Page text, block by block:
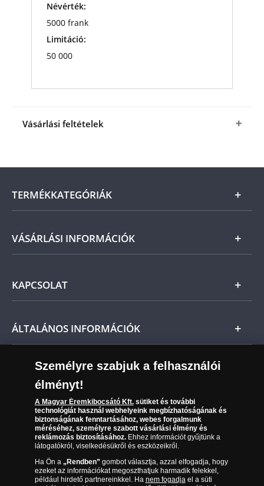
Névérték:
5000 frank
Limitáció:
50 000
Vásárlási feltételek
ajándékkártyávala fenti kedvező áron (+ azÁSZF-
termék ára online, vagy szállításkor a futárnak
vagy a termékhez csatolt fizetési szelvényen, a
számla kiállításától számított 21 napon belül
Ne feledje, amennyiben az érem nem teljesíti
előzetes várakozásait, a vonatkozó jogszabályok
és a kézhezvételtől számított 14 napon belül
visszaküldheti. A
mennyiben időközben kifizette a
termék árát, akkor azt visszatérítjük Önnek.
TERMÉKKATEGÓRIÁK
Arany
Magyar
VÁSÁRLÁSI INFORMÁCIÓK
Kézbesítés
Reklamáció
Visszaküldés
Elállási űrlap
KAPCSOLAT
Ügyfélszolgálat
Leiratkozás a hírlevélről
Karrier
ÁLTALÁNOS INFORMÁCIÓK
Sütik (cookies) használata
Süti (cookies)Beállítások
Társaságunkról
Az érmék és érmek ára és értéke
Gyakran ismételt kérdések
Adatkezelés
06 80 888 889
(díjmentesen hívható hétfőtől csütörtökig 9.00 és 17.00
óra között, péntekenként 9.00 és 15.00 óra között)
Személyre szabjuk a felhasználói
élményt!
A Magyar Éremkibocsátó Kft.sütiket és további
technológiát használ webhelyeink megbízhatóságának és
biztonságának fenntartásához, webes forgalmunk
méréséhez, személyre szabott vásárlási élmény és
reklámozás biztosításához.Ehhez információt gyűjtünk a
látogatókról, viselkedésükről és eszközeikről.
Ha Ön a „Rendben”gombot választja, azzal elfogadja, hogy
ezeket az információkat megoszthatjuk harmadik felekkel,
például hirdető partnereinkkel. Ha nem fogadjael a süti